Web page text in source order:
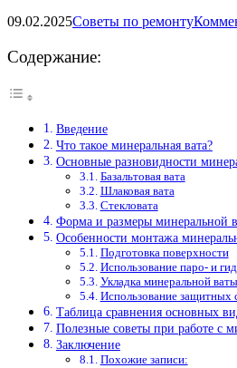
09.02.2025Советы по ремонту
Содержание:
Введение
Что такое минеральная вата?
Основные разновидности
Базальтовая вата
Шлаковая вата
Стекловата
Форма и размеры минеральной
Особенности монтажа
Подготовка поверхности
Использование паро- и
Укладка минеральной ваты
Использование защитных
Таблица сравнения основных
Полезные советы при работе с
Заключение
Похожие записи: